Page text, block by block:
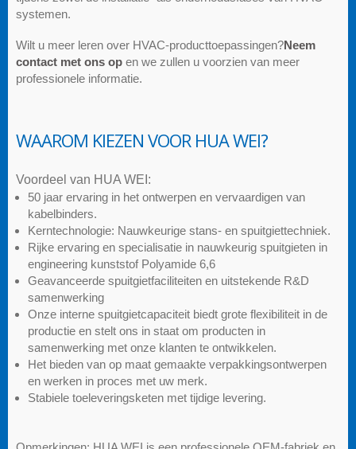
systemen.
Wilt u meer leren over HVAC-producttoepassingen?Neem
contact met ons op en we zullen u voorzien van meer
professionele informatie.
WAAROM KIEZEN VOOR HUA WEI?
Voordeel van HUA WEI:
50 jaar ervaring in het ontwerpen en vervaardigen van
kabelbinders.
Kerntechnologie: Nauwkeurige stans- en spuitgiettechniek.
Rijke ervaring en specialisatie in nauwkeurig spuitgieten in
engineering kunststof Polyamide 6,6
Geavanceerde spuitgietfaciliteiten en uitstekende R&D
samenwerking
Onze interne spuitgietcapaciteit biedt grote flexibiliteit in de
productie en stelt ons in staat om producten in
samenwerking met onze klanten te ontwikkelen.
Het bieden van op maat gemaakte verpakkingsontwerpen
en werken in proces met uw merk.
Stabiele toeleveringsketen met tijdige levering.